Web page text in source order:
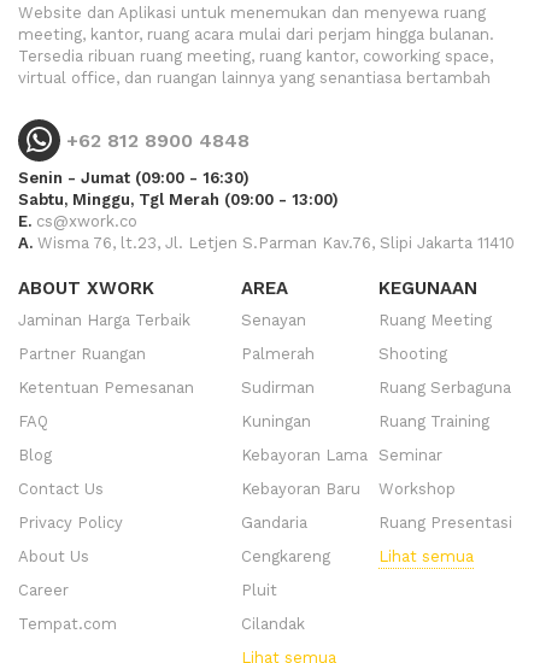
Website dan Aplikasi untuk menemukan dan menyewa ruang
meeting, kantor, ruang acara mulai dari perjam hingga bulanan.
Tersedia ribuan ruang meeting, ruang kantor, coworking space,
virtual office, dan ruangan lainnya yang senantiasa bertambah
+62 812 8900 4848
Senin - Jumat (09:00 - 16:30)
Sabtu, Minggu, Tgl Merah (09:00 - 13:00)
E. cs@xwork.co
A. Wisma 76, lt.23, Jl. Letjen S.Parman Kav.76, Slipi Jakarta 11410
ABOUT XWORK
Jaminan Harga Terbaik
Partner Ruangan
Ketentuan Pemesanan
FAQ
Blog
Contact Us
Privacy Policy
About Us
Career
Tempat.com
AREA
Senayan
Palmerah
Sudirman
Kuningan
Kebayoran Lama
Kebayoran Baru
Gandaria
Cengkareng
Pluit
Cilandak
Lihat semua
KEGUNAAN
Ruang Meeting
Shooting
Ruang Serbaguna
Ruang Training
Seminar
Workshop
Ruang Presentasi
Lihat semua